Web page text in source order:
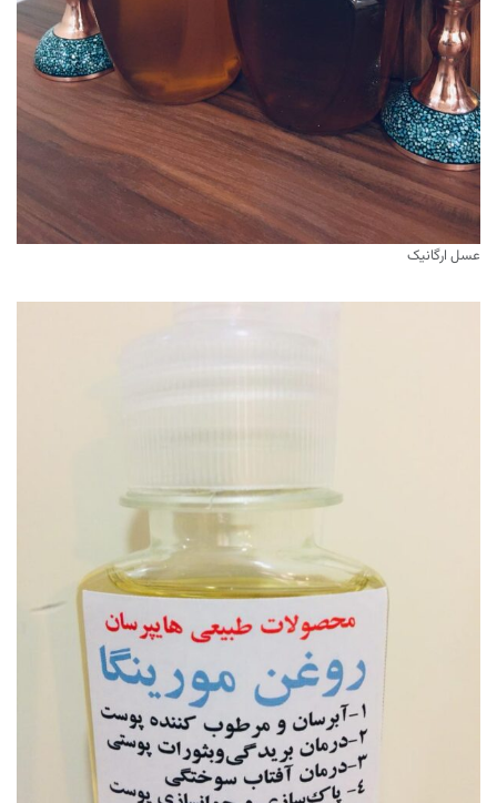
عسل ارگانیک